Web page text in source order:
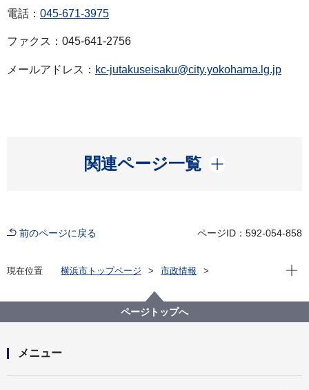
電話： 045-671-3975
ファクス：045-641-2756
メールアドレス： kc-jutakuseisaku@city.yokohama.lg.jp
関連ページ一覧
開く
前のページに戻る ページID：592-054-858
現在位置 横浜市トップページ
市政情報
「横浜市高齢者向け地域優良賃貸住宅」（高優賃）事
業者募集（120戸程度）を行います！
現在
ページトップへ
メニュー